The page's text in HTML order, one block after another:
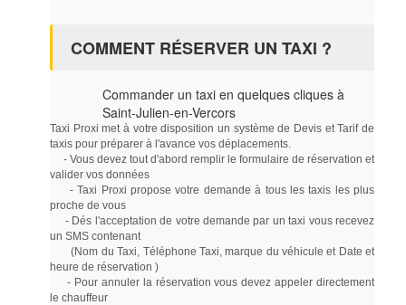
COMMENT RÉSERVER UN TAXI ?
Commander un taxi en quelques cliques à
Saint-Julien-en-Vercors
Taxi Proxi met à votre disposition un système de Devis et Tarif de
taxis pour préparer à l'avance vos déplacements.
- Vous devez tout d'abord remplir le formulaire de réservation et
valider vos données
- Taxi Proxi propose votre demande à tous les taxis les plus
proche de vous
- Dés l'acceptation de votre demande par un taxi vous recevez
un SMS contenant
(Nom du Taxi, Téléphone Taxi, marque du véhicule et Date et
heure de réservation )
- Pour annuler la réservation vous devez appeler directement
le chauffeur